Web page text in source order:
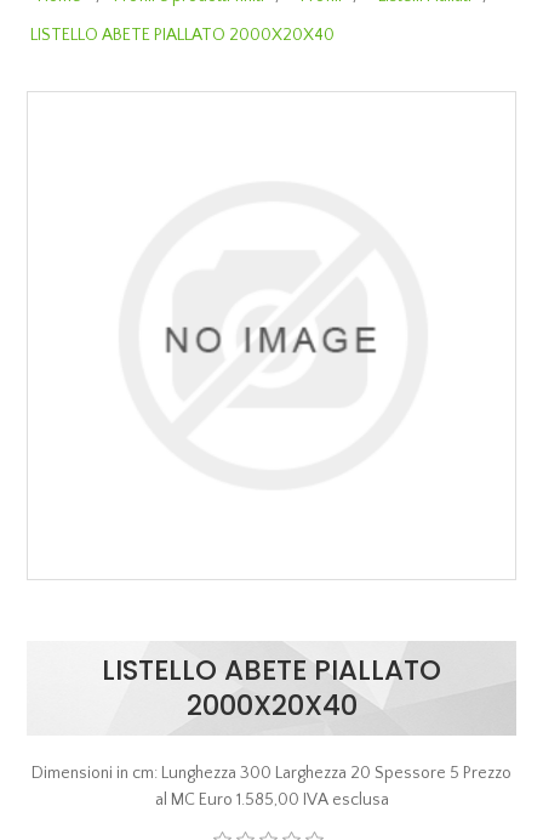
LISTELLO ABETE PIALLATO 2000X20X40
LISTELLO ABETE PIALLATO
2000X20X40
Dimensioni in cm: Lunghezza 300 Larghezza 20 Spessore 5 Prezzo
al MC Euro 1.585,00 IVA esclusa